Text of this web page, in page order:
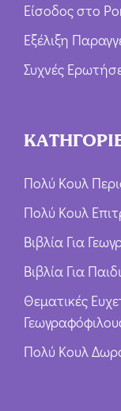
Είσοδος στο
Εξέλιξη
Συχνές
Πολύ Κουλ
Πολύ Κουλ
Βιβλία Για
Βιβλία Για
Θεματικές
Πολύ Κουλ